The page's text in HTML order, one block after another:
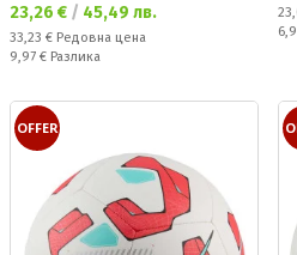
Текуща цена:
23,26 € / 45,49 лв.
Редовна цена:
33,23 € Редовна цена
Спестявате:
9,97 € Разлика
OFFER